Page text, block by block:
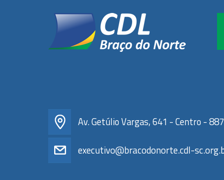
Av. Getúlio Vargas, 641 - Centro -
executivo@bracodonorte.cdl-